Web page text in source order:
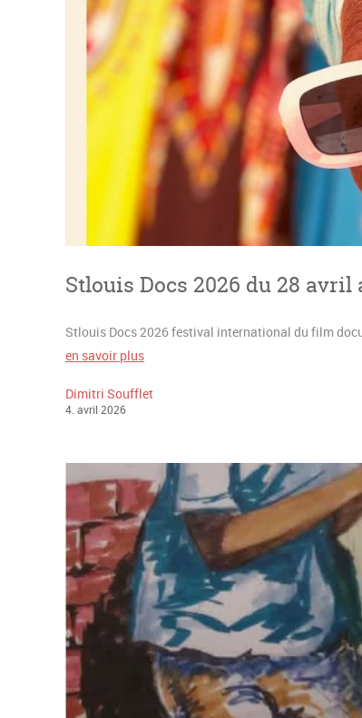
Stlouis Docs 2026 du 28 avril
Stlouis Docs 2026 festival international du film
en savoir plus
Dimitri Soufflet
4 avril 2026